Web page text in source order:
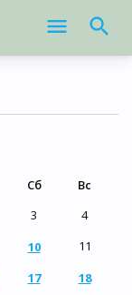
Сб
Вс
3
4
10
11
17
18